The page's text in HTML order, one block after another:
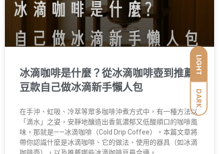
LIGHT
DARK
冰滴咖啡是什麼？從冰滴咖啡壺到推薦
豆款自己做冰滴新手懶人包
在手沖、虹吸、冷萃等眾多咖啡沖煮方式中，有一種方法以
「滴水」之姿，安靜地釀造出香氣濃郁又低酸順口的咖啡風
味，那就是——冰滴咖啡（Cold Drip Coffee）。本篇文章將
帶你認識什麼是冰滴咖啡、它的做法、使用的器具（如冰滴